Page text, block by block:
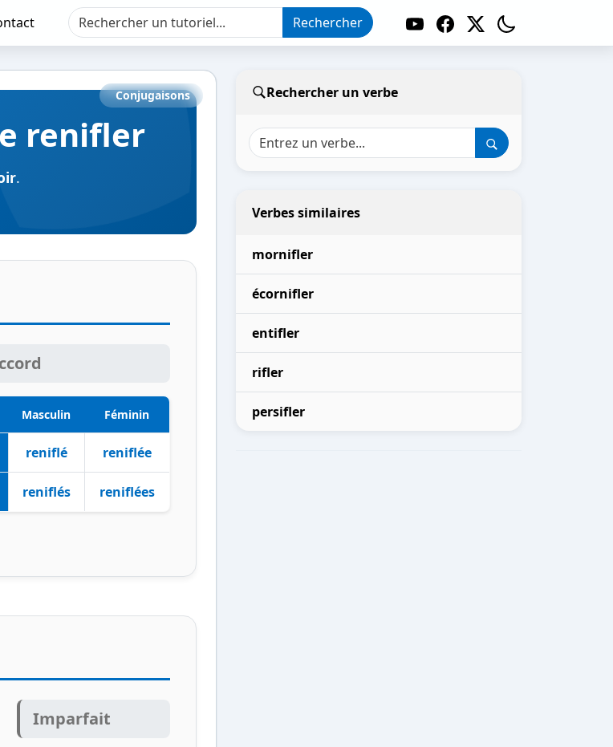
Rechercher
Conjugaisons
renifler
.
Masculin Féminin
reniflé reniflée
reniflés reniflées
Imparfait
Rechercher un verbe
Verbes similaires
mornifler
écornifler
entifler
rifler
persifler